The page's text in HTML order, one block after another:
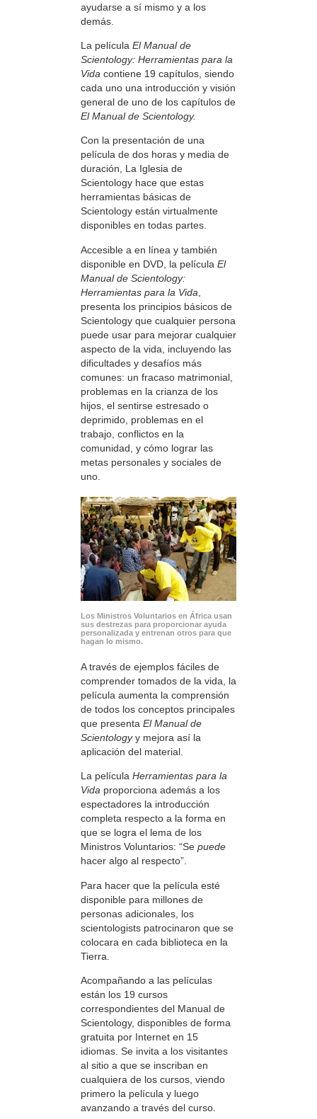
ayudarse a sí mismo y a los
demás.
La película El Manual de
Scientology: Herramientas para la
Vida contiene 19 capítulos, siendo
cada uno una introducción y visión
general de uno de los capítulos de
El Manual de Scientology.
Con la presentación de una
película de dos horas y media de
duración, La Iglesia de
Scientology hace que estas
herramientas básicas de
Scientology están virtualmente
disponibles en todas partes.
Accesible a en línea y también
disponible en DVD, la película El
Manual de Scientology:
Herramientas para la Vida
presenta los principios básicos de
Scientology que cualquier persona
puede usar para mejorar cualquier
aspecto de la vida, incluyendo las
dificultades y desafíos más
comunes: un fracaso matrimonial,
problemas en la crianza de los
hijos, el sentirse estresado o
deprimido, problemas en el
trabajo, conflictos en la
comunidad, y cómo lograr las
metas personales y sociales de
uno.
Los Ministros Voluntarios en África usan
sus destrezas para proporcionar ayuda
personalizada y entrenan otros para que
hagan lo mismo.
A través de ejemplos fáciles de
comprender tomados de la vida, la
película aumenta la comprensión
de todos los conceptos principales
que presenta El Manual de
Scientologyy mejora así la
aplicación del material.
La película Herramientas para la
Vida proporciona además a los
espectadores la introducción
completa respecto a la forma en
que se logra el lema de los
Ministros Voluntarios: “Se puede
hacer algo al respecto”.
Para hacer que la película esté
disponible para millones de
personas adicionales, los
scientologists patrocinaron que se
colocara en cada biblioteca en la
Tierra.
Acompañando a las películas
están los 19 cursos
correspondientes del Manual de
Scientology, disponibles de forma
gratuita por Internet en 15
idiomas. Se invita a los visitantes
al sitio a que se inscriban en
cualquiera de los cursos, viendo
primero la película y luego
avanzando a través del curso.